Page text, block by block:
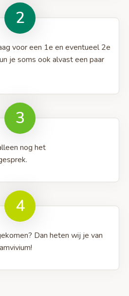
2
voor een 1e en eventueel 2e
je soms ook alvast een paar
3
nog het
4
Dan heten wij je van